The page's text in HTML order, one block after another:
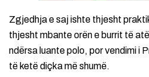
Zgjedhja e saj ishte thjesht
thjesht mbante orën e burrit të
ndërsa luante polo, por vendimi i
të ketë diçka më shumë.